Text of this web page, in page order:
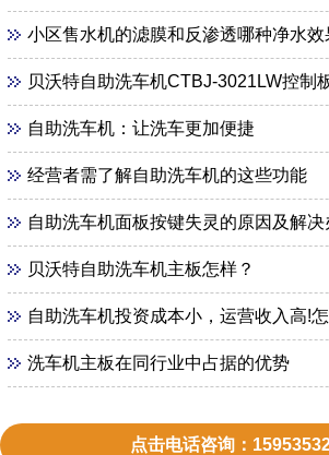
小区售水机的滤膜和反渗透哪种净水效果更
贝沃特自助洗车机CTBJ-3021LW控制板怎么样
自助洗车机：让洗车更加便捷
经营者需了解自助洗车机的这些功能
自助洗车机面板按键失灵的原因及解决
贝沃特自助洗车机主板怎样？
自助洗车机投资成本小，运营收入高!怎么加盟？
洗车机主板在同行业中占据的优势
点击电话咨询：